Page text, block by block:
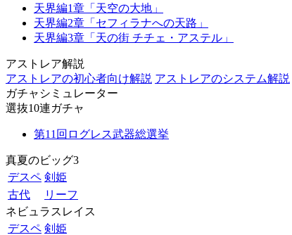
天界編1章「天空の大地」
天界編2章「セフィラナへの天路」
天界編3章「天の街 チチェ・アステル」
アストレア解説
アストレアの初心者向け解説 アストレアのシステム解説
ガチャシミュレーター
選抜10連ガチャ
第11回ログレス武器総選挙
真夏のビッグ3
デスペ 剣姫
古代
リーフ
ネビュラスレイス
デスペ 剣姫